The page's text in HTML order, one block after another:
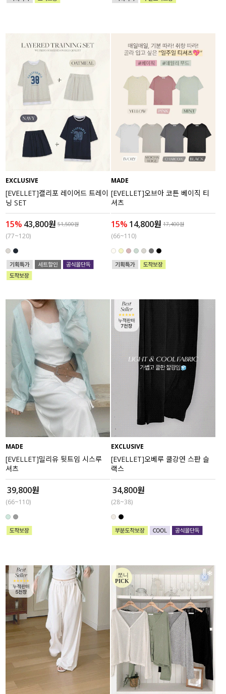
EXCLUSIVE
[EVELLET]캘리포 레이어드 트레이
닝 SET
15% 43,800원 51,500원
(77~120)
MADE
[EVELLET]오브아 코튼 베이직 티
셔츠
15% 14,800원 17,400원
(66~110)
MADE
[EVELLET]밀리유 뒷트임 시스루
셔츠
39,800원
(66~110)
EXCLUSIVE
[EVELLET]오베루 쿨강연 스판 슬
랙스
34,800원
(28~38)